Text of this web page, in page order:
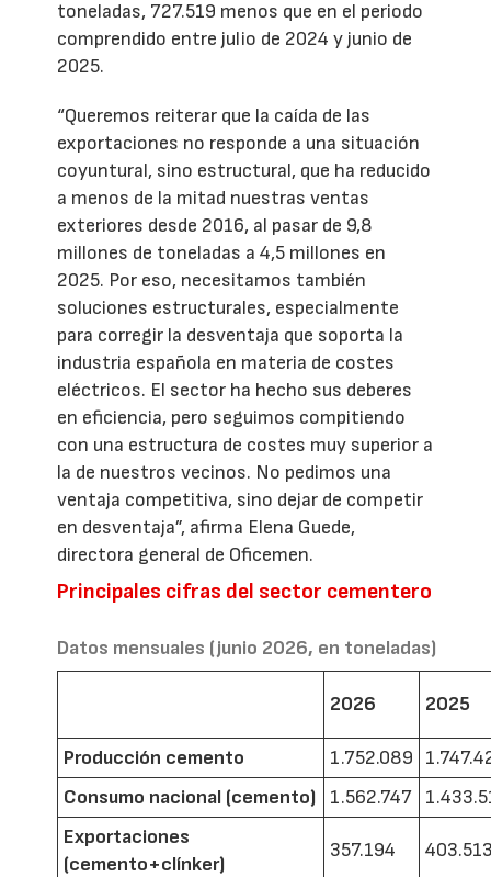
toneladas, 727.519 menos que en el periodo
comprendido entre julio de 2024 y junio de
2025.
“Queremos reiterar que la caída de las
exportaciones no responde a una situación
coyuntural, sino estructural, que ha reducido
a menos de la mitad nuestras ventas
exteriores desde 2016, al pasar de 9,8
millones de toneladas a 4,5 millones en
2025. Por eso, necesitamos también
soluciones estructurales, especialmente
para corregir la desventaja que soporta la
industria española en materia de costes
eléctricos. El sector ha hecho sus deberes
en eficiencia, pero seguimos compitiendo
con una estructura de costes muy superior a
la de nuestros vecinos. No pedimos una
ventaja competitiva, sino dejar de competir
en desventaja”, afirma Elena Guede,
directora general de Oficemen.
Principales cifras del sector cementero
Datos mensuales (junio 2026, en toneladas)
2026 2025
Producción cemento 1.752.089
Consumo nacional (cemento)
1.562.747
Exportaciones
(cemento+clínker)
357.194